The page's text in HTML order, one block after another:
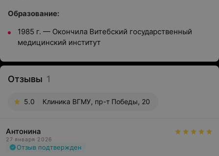
Образование:
1985 г. — Окончила Витебский государственный
медицинский институт
Отзывы 1
5.0 Клиника ВГМУ, пр-т Победы, 20
Антонина
27 января 2026
Отзыв подтвержден